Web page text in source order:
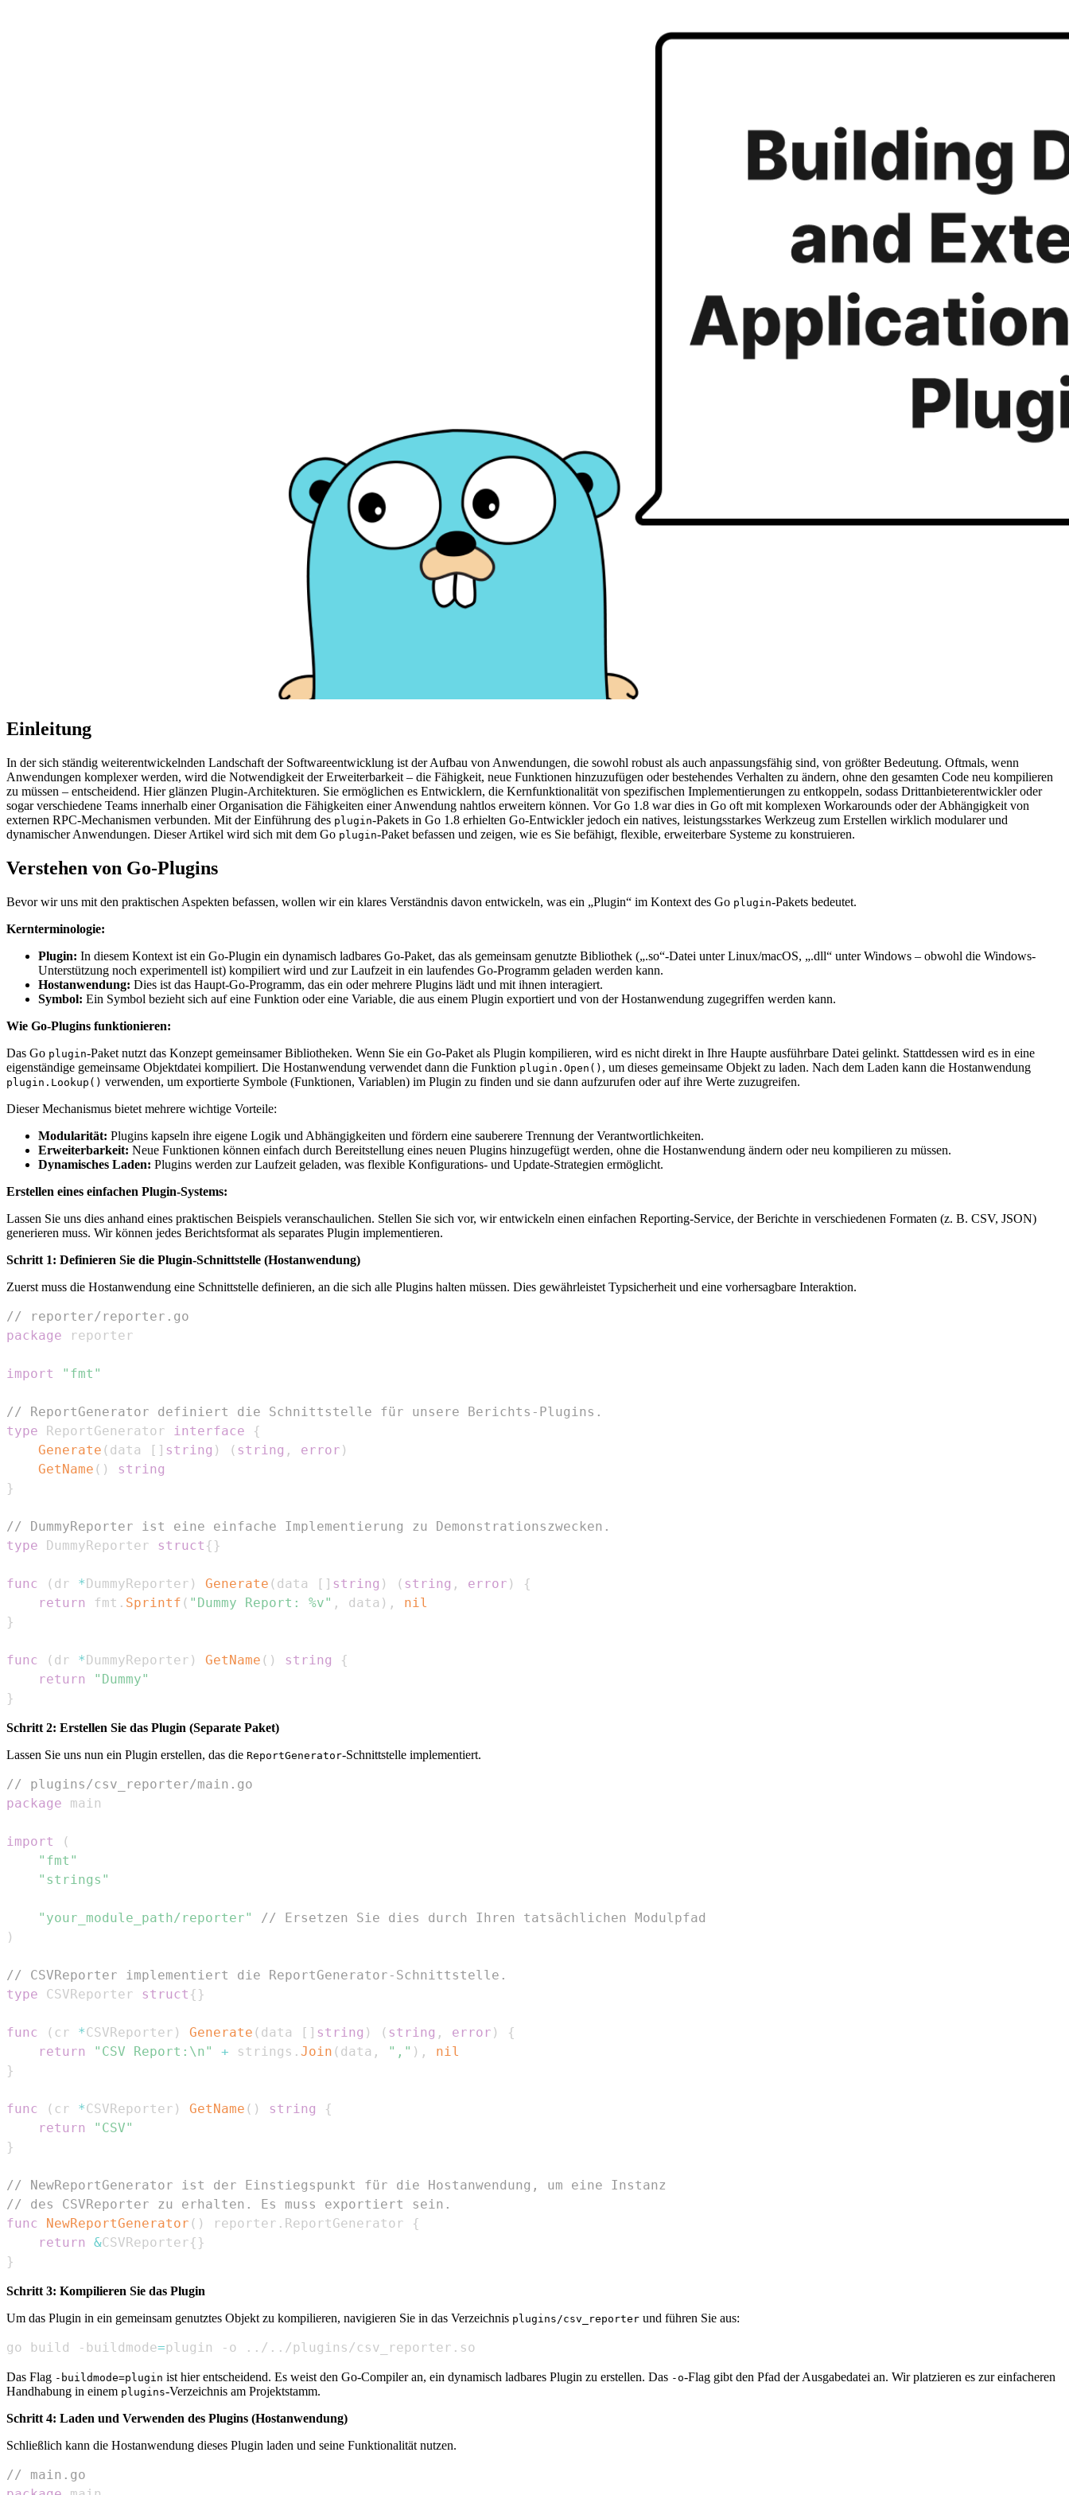
Einleitung
In der sich ständig weiterentwickelnden Landschaft der Softwareentwicklung ist der Aufbau von Anwendungen, die sowohl robust als auch anpassungsfähig sind, von größter Bedeutung. Oftmals, wenn
Anwendungen komplexer werden, wird die Notwendigkeit der Erweiterbarkeit – die Fähigkeit, neue Funktionen hinzuzufügen oder bestehendes Verhalten zu ändern, ohne den gesamten Code neu kompilieren
zu müssen – entscheidend. Hier glänzen Plugin-Architekturen. Sie ermöglichen es Entwicklern, die Kernfunktionalität von spezifischen Implementierungen zu entkoppeln, sodass Drittanbieterentwickler oder
sogar verschiedene Teams innerhalb einer Organisation die Fähigkeiten einer Anwendung nahtlos erweitern können. Vor Go 1.8 war dies in Go oft mit komplexen Workarounds oder der Abhängigkeit von
externen RPC-Mechanismen verbunden. Mit der Einführung des plugin-Pakets in Go 1.8 erhielten Go-Entwickler jedoch ein natives, leistungsstarkes Werkzeug zum Erstellen wirklich modularer und
dynamischer Anwendungen. Dieser Artikel wird sich mit dem Go plugin-Paket befassen und zeigen, wie es Sie befähigt, flexible, erweiterbare Systeme zu konstruieren.
Verstehen von Go-Plugins
Bevor wir uns mit den praktischen Aspekten befassen, wollen wir ein klares Verständnis davon entwickeln, was ein „Plugin“ im Kontext des Go plugin-Pakets bedeutet.
Kernterminologie:
Plugin: In diesem Kontext ist ein Go-Plugin ein dynamisch ladbares Go-Paket, das als gemeinsam genutzte Bibliothek („.so“-Datei unter Linux/macOS, „.dll“ unter Windows – obwohl die Windows-
Unterstützung noch experimentell ist) kompiliert wird und zur Laufzeit in ein laufendes Go-Programm geladen werden kann.
Hostanwendung: Dies ist das Haupt-Go-Programm, das ein oder mehrere Plugins lädt und mit ihnen interagiert.
Symbol: Ein Symbol bezieht sich auf eine Funktion oder eine Variable, die aus einem Plugin exportiert und von der Hostanwendung zugegriffen werden kann.
Wie Go-Plugins funktionieren:
Das Go plugin-Paket nutzt das Konzept gemeinsamer Bibliotheken. Wenn Sie ein Go-Paket als Plugin kompilieren, wird es nicht direkt in Ihre Haupte ausführbare Datei gelinkt. Stattdessen wird es in eine
eigenständige gemeinsame Objektdatei kompiliert. Die Hostanwendung verwendet dann die Funktion plugin.Open() , um dieses gemeinsame Objekt zu laden. Nach dem Laden kann die Hostanwendung
plugin.Lookup() verwenden, um exportierte Symbole (Funktionen, Variablen) im Plugin zu finden und sie dann aufzurufen oder auf ihre Werte zuzugreifen.
Dieser Mechanismus bietet mehrere wichtige Vorteile:
Modularität: Plugins kapseln ihre eigene Logik und Abhängigkeiten und fördern eine sauberere Trennung der Verantwortlichkeiten.
Erweiterbarkeit: Neue Funktionen können einfach durch Bereitstellung eines neuen Plugins hinzugefügt werden, ohne die Hostanwendung ändern oder neu kompilieren zu müssen.
Dynamisches Laden: Plugins werden zur Laufzeit geladen, was flexible Konfigurations- und Update-Strategien ermöglicht.
Erstellen eines einfachen Plugin-Systems:
Lassen Sie uns dies anhand eines praktischen Beispiels veranschaulichen. Stellen Sie sich vor, wir entwickeln einen einfachen Reporting-Service, der Berichte in verschiedenen Formaten (z. B. CSV, JSON)
generieren muss. Wir können jedes Berichtsformat als separates Plugin implementieren.
Schritt 1: Definieren Sie die Plugin-Schnittstelle (Hostanwendung)
Zuerst muss die Hostanwendung eine Schnittstelle definieren, an die sich alle Plugins halten müssen. Dies gewährleistet Typsicherheit und eine vorhersagbare Interaktion.
// reporter/reporter.go
package
import "fmt"
// ReportGenerator definiert die Schnittstelle für unsere Berichts-Plugins.
type ReportGenerator interface
{
Generate ( data [ ] string ) ( string , error )
GetName ( )
string
}
// DummyReporter ist eine einfache Implementierung zu Demonstrationszwecken.
type DummyReporter struct { }
func ( dr *DummyReporter ) Generate ( data [ ] string ) ( string , error )
{
return
fmt . Sprintf ( "Dummy Report: %v" , data ) ,
nil
}
func ( dr *DummyReporter ) GetName ( ) string
{
return
"Dummy"
}
Schritt 2: Erstellen Sie das Plugin (Separate Paket)
Lassen Sie uns nun ein Plugin erstellen, das die ReportGenerator-Schnittstelle implementiert.
// plugins/csv_reporter/main.go
package
import
(
"fmt"
"strings"
"your_module_path/reporter"
// Ersetzen Sie dies durch Ihren tatsächlichen Modulpfad
)
// CSVReporter implementiert die ReportGenerator-Schnittstelle.
type CSVReporter struct { }
func ( cr *CSVReporter ) Generate ( data [ ] string ) ( string , error )
{
return
"CSV Report:\n" + strings . Join ( data , "," ) ,
nil
}
func ( cr *CSVReporter ) GetName ( ) string
{
return
"CSV"
}
// NewReportGenerator ist der Einstiegspunkt für die Hostanwendung, um eine Instanz
// des CSVReporter zu erhalten. Es muss exportiert sein.
func
NewReportGenerator ( ) reporter . ReportGenerator
{
return
&CSVReporter{ }
}
Schritt 3: Kompilieren Sie das Plugin
Um das Plugin in ein gemeinsam genutztes Objekt zu kompilieren, navigieren Sie in das Verzeichnis plugins/csv_reporter und führen Sie aus:
go build -buildmode=plugin -o .. / .. /plugins/csv_reporter.so
Das Flag -buildmode=plugin ist hier entscheidend. Es weist den Go-Compiler an, ein dynamisch ladbares Plugin zu erstellen. Das -o-Flag gibt den Pfad der Ausgabedatei an. Wir platzieren es zur einfacheren
Handhabung in einem plugins-Verzeichnis am Projektstamm.
Schritt 4: Laden und Verwenden des Plugins (Hostanwendung)
Schließlich kann die Hostanwendung dieses Plugin laden und seine Funktionalität nutzen.
// main.go